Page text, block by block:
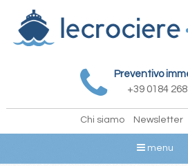
Preventivo
+39 0184
Chi siamo Newsletter
menu